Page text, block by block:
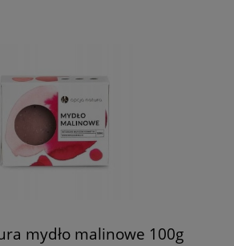
mydło malinowe 100g